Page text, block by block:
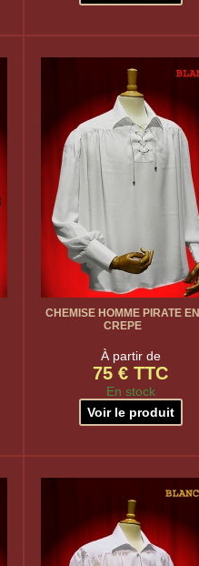
CHEMISE HOMME PIRATE EN
CREPE
À partir de
75 € TTC
En stock
Voir le produit